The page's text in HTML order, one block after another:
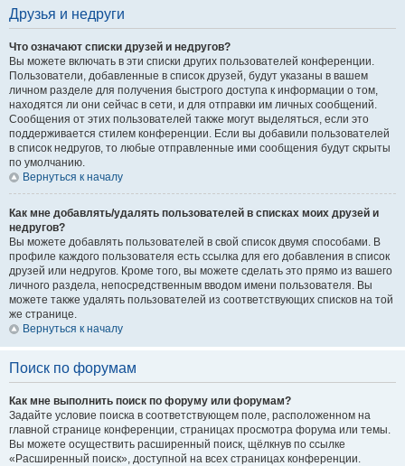
Друзья и недруги
Что означают списки друзей и недругов?
Вы можете включать в эти списки других пользователей конференции.
Пользователи, добавленные в список друзей, будут указаны в вашем
личном разделе для получения быстрого доступа к информации о том,
находятся ли они сейчас в сети, и для отправки им личных сообщений.
Сообщения от этих пользователей также могут выделяться, если это
поддерживается стилем конференции. Если вы добавили пользователей
в список недругов, то любые отправленные ими сообщения будут скрыты
по умолчанию.
Вернуться к началу
Как мне добавлять/удалять пользователей в списках моих друзей и
недругов?
Вы можете добавлять пользователей в свой список двумя способами. В
профиле каждого пользователя есть ссылка для его добавления в список
друзей или недругов. Кроме того, вы можете сделать это прямо из вашего
личного раздела, непосредственным вводом имени пользователя. Вы
можете также удалять пользователей из соответствующих списков на той
же странице.
Вернуться к началу
Поиск по форумам
Как мне выполнить поиск по форуму или форумам?
Задайте условие поиска в соответствующем поле, расположенном на
главной странице конференции, страницах просмотра форума или темы.
Вы можете осуществить расширенный поиск, щёлкнув по ссылке
«Расширенный поиск», доступной на всех страницах конференции.